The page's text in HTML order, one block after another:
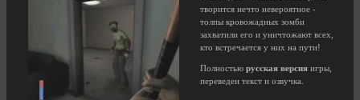
творится нечто невероятное -
толпы кровожадных зомби
захватили его и уничтожают всех,
кто встречается у них на пути!
Полностью русская версия игры,
переведен текст и озвучка.